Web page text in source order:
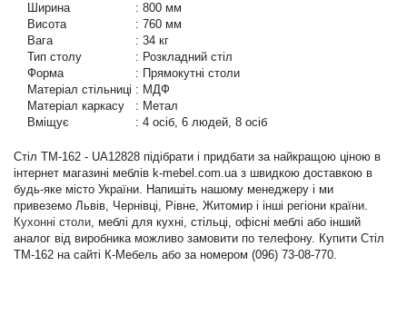
Ширина
: 800 мм
Висота
: 760 мм
Вага
: 34 кг
Тип столу
: Розкладний стіл
Форма
: Прямокутні столи
Матеріал стільниці : МДФ
Матеріал каркасу
: Метал
Вміщує
: 4 осіб, 6 людей, 8 осіб
Стіл TM-162 - UA12828 підібрати і придбати за найкращою ціною в
інтернет магазині меблів k-mebel.com.ua з швидкою доставкою в
будь-яке місто України. Напишіть нашому менеджеру і ми
привеземо Львів, Чернівці, Рівне, Житомир і інші регіони країни.
Кухонні столи, меблі для кухні, стільці, офісні меблі або інший
аналог від виробника можливо замовити по телефону. Купити Стіл
TM-162 на сайті К-Мебель або за номером (096) 73-08-770.